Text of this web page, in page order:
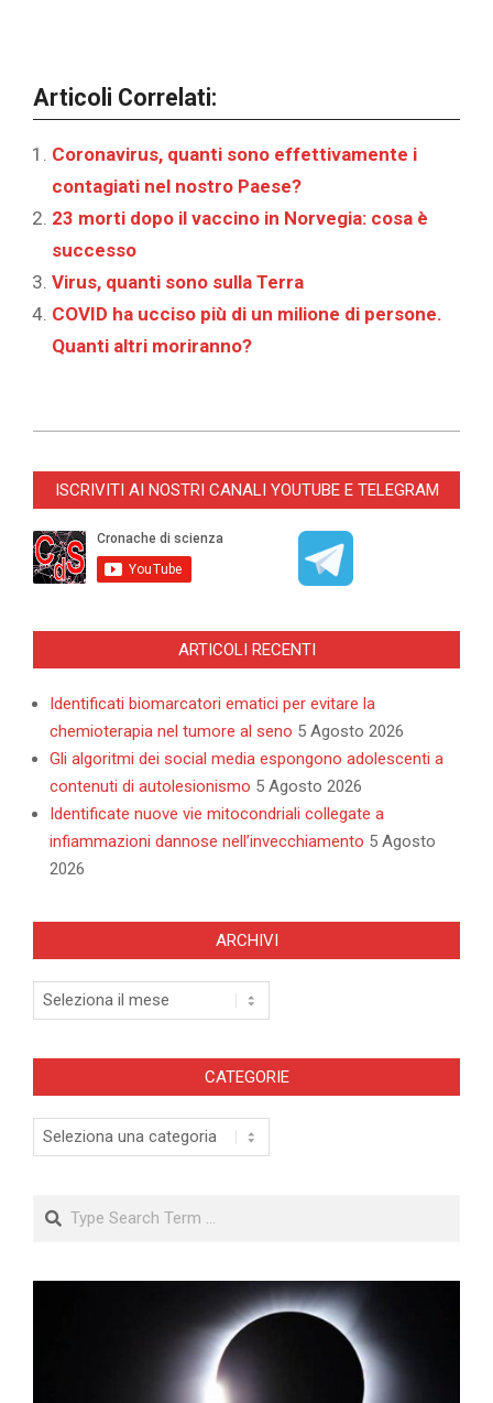
Articoli Correlati:
Coronavirus, quanti sono effettivamente i
contagiati nel nostro Paese?
23 morti dopo il vaccino in Norvegia: cosa è
successo
Virus, quanti sono sulla Terra
COVID ha ucciso più di un milione di persone.
Quanti altri moriranno?
12-
ISCRIVITI AI NOSTRI CANALI YOUTUBE E TELEGRAM
ARTICOLI RECENTI
Identificati biomarcatori ematici per evitare la
chemioterapia nel tumore al seno 5 Agosto 2026
Gli algoritmi dei social media espongono adolescenti a
contenuti di autolesionismo 5 Agosto 2026
Identificate nuove vie mitocondriali collegate a
infiammazioni dannose nell’invecchiamento 5 Agosto
2026
ARCHIVI
Archivi
CATEGORIE
Categorie
Search